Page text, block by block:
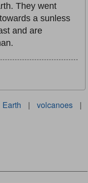
They went
a sunless
and are
Earth | volcanoes
|